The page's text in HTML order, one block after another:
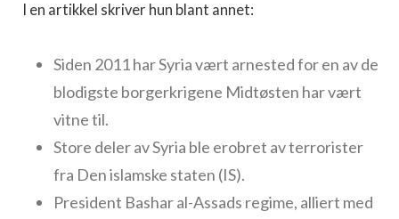
I en artikkel skriver hun blant annet:
Siden 2011 har Syria vært arnested for en av de
blodigste borgerkrigene Midtøsten har vært
vitne til.
Store deler av Syria ble erobret av terrorister
fra Den islamske staten (IS).
President Bashar al-Assads regime, alliert med